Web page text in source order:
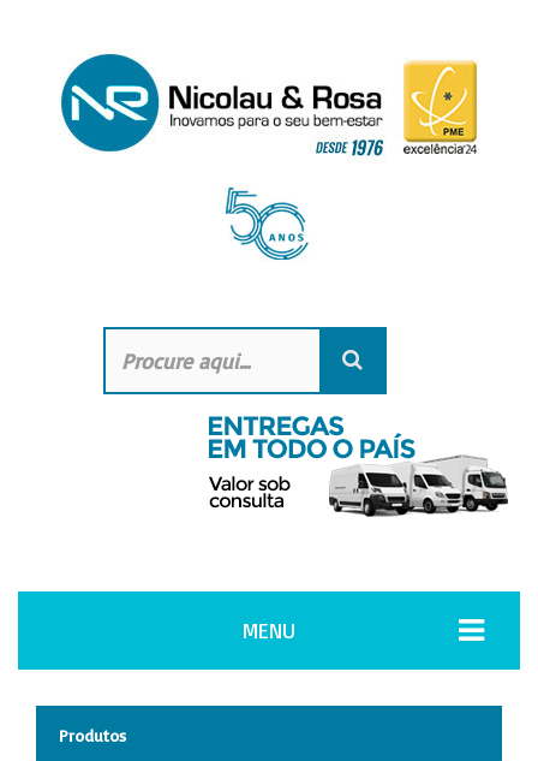
MENU
Produtos